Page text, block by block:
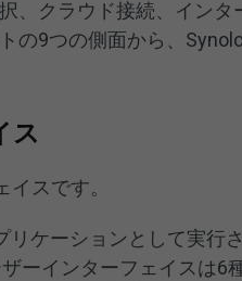
、クラウド接続、インタ
の9つの側面から、
ス
スです。
リケーションとして実行
ーインターフェイスは6